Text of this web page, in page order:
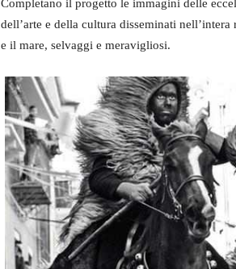
Completano il progetto le immagini delle
dell’arte e della cultura disseminati
e il mare, selvaggi e meravigliosi.